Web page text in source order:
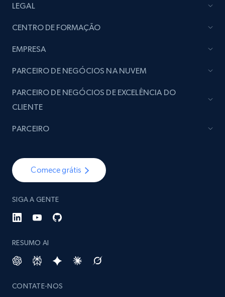
LEGAL
CENTRO DE FORMAÇÃO
EMPRESA
Comece grátis
SIGA A GENTE
RESUMO AI
CONTATE-NOS
PARCEIRO DE NEGÓCIOS NA NUVEM
PARCEIRO DE NEGÓCIOS DE EXCELÊNCIA DO
CLIENTE
PARCEIRO